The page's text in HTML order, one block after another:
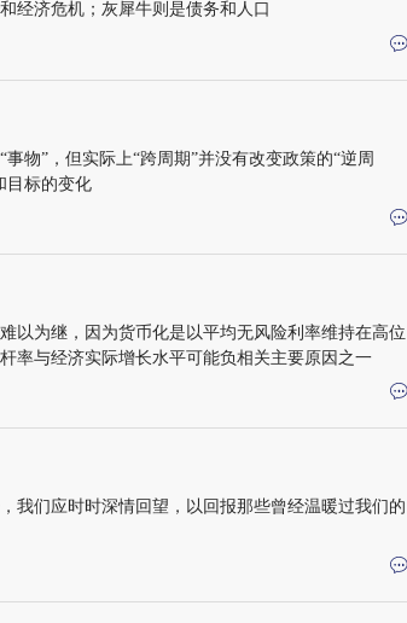
经济危机；灰犀牛则是债务和人口
物”，但实际上“跨周期”并没有改变政策的“逆周
目标的变化
以为继，因为货币化是以平均无风险利率维持在高位
率与经济实际增长水平可能负相关主要原因之一
我们应时时深情回望，以回报那些曾经温暖过我们的